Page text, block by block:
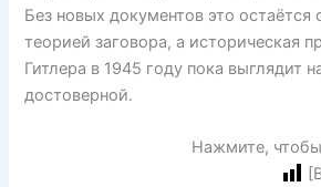
Без новых документов это остаётся
теорией заговора, а историческая
Гитлера в 1945 году пока выглядит
достоверной.
Нажмите,